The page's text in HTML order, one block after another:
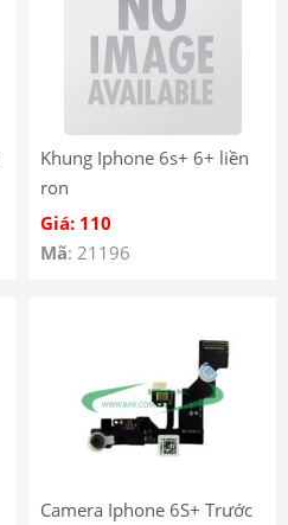
Khung Iphone 6s+ 6+ liền
ron
Giá: 110
Mã: 21196
Camera Iphone 6S+ Trước